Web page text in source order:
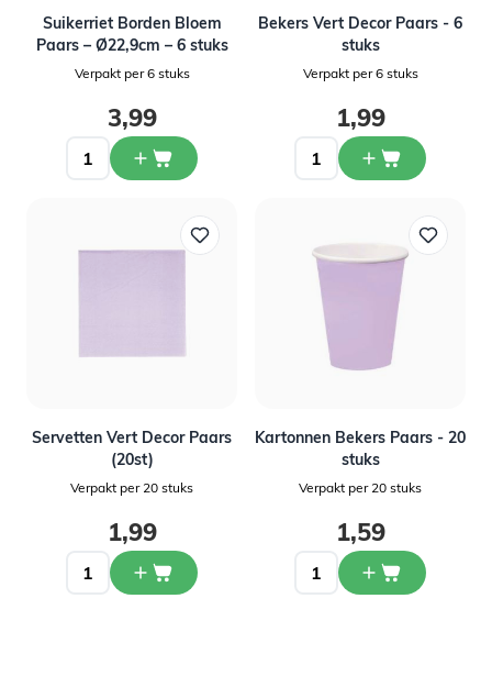
Suikerriet Borden Bloem
Paars – Ø22,9cm – 6 stuks
Verpakt per 6 stuks
3,99
Bekers Vert Decor Paars - 6
stuks
Verpakt per 6 stuks
1,99
Servetten Vert Decor Paars
(20st)
Verpakt per 20 stuks
1,99
Kartonnen Bekers Paars - 20
stuks
Verpakt per 20 stuks
1,59